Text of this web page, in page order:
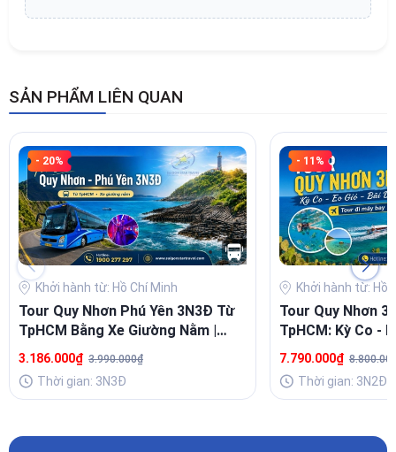
SẢN PHẨM LIÊN QUAN
- 20%
Khởi hành từ: Hồ Chí Minh
Tour Quy Nhơn Phú Yên 3N3Đ Từ
TpHCM Bằng Xe Giường Nằm |
Lịch Trình Hấp Dẫn, Giá Ưu Đãi
3.186.000₫ 3.990.000₫
Thời gian: 3N3Đ
- 11%
Khởi hành từ: Hồ
Tour Quy Nhơn 3
TpHCM: Kỳ Co -
7.790.000₫
Thời gian: 3N2Đ